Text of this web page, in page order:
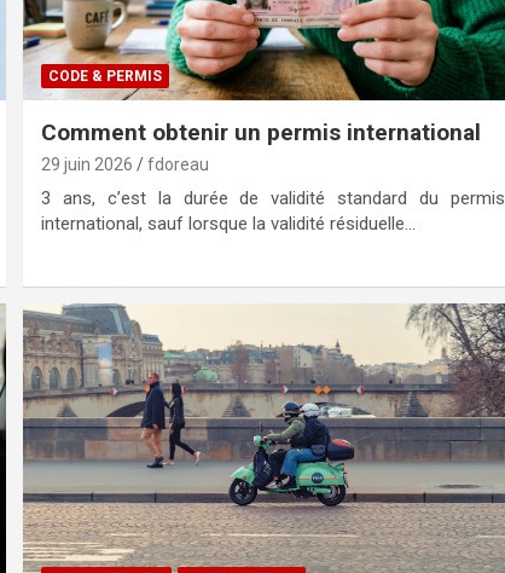
CODE & PERMIS
Comment obtenir un permis international
29 juin 2026 fdoreau
3 ans, c’est la durée de validité standard du permis
international, sauf lorsque la validité résiduelle…